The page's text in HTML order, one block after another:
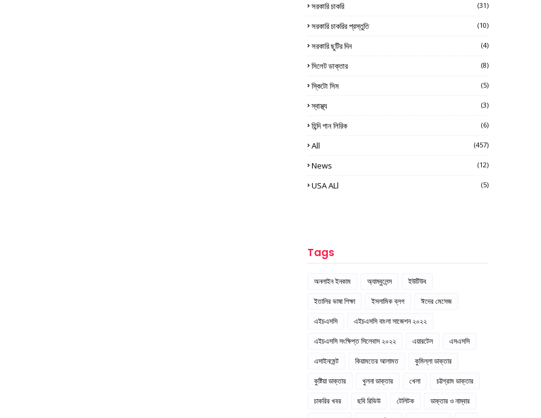
সরকারি চাকরি (31)
সরকারি চাকরির প্রস্তুতি (10)
সরকারি ছুটির দিন (4)
সিলেট ডাক্তার (8)
স্কিটো সিম (5)
স্বাস্থ্য (3)
হিন্দি গান লিরিক (6)
All (457)
News (12)
USA ALl (5)
Tags
অনলাইন ইনকাম অ্যাম্বুলেন্স
ইউটিউব
ইতালির ভাষা শিক্ষা
ইসলামিক ব্লগ
ঈদের মেসেজ
এইচএসসি
এইচএসসি বাংলা সাজেশন ২০২২
এইচএসসি সংক্ষিপ্ত সিলেবাস ২০২২
এয়ারটেল
এসএসসি
এসাইনমেন্ট
কিয়ামতের আলামত
কুমিল্লা ডাক্তার
কুষ্টিয়া ডাক্তার
খুলনা ডাক্তার খেলা
চট্টগ্রাম ডাক্তার
চাকরির খবর
ছবি রিভিউ টেলিটক
ডাক্তার ও নাম্বার